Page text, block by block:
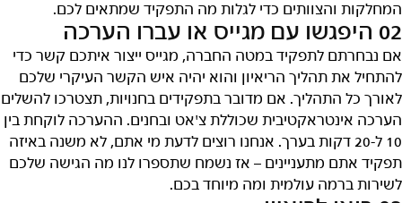
המחלקות והצוותים כדי לגלות מה התפקיד שמתאים לכם.
02 היפגשו עם מגייס או עברו הערכה
אם נבחרתם לתפקיד במטה החברה, מגייס ייצור איתכם קשר כדי
להתחיל את תהליך הריאיון והוא יהיה איש הקשר העיקרי שלכם
לאורך כל התהליך. אם מדובר בתפקידים בחנויות, תצטרכו להשלים
הערכה אינטראקטיבית שכוללת צ'אט ובחנים. ההערכה לוקחת בין
10 ל-20 דקות בערך. אנחנו רוצים לדעת מי אתם, לא משנה באיזה
תפקיד אתם מתעניינים – אז נשמח שתספרו לנו מה הגישה שלכם
לשירות ברמה עולמית ומה מיוחד בכם.